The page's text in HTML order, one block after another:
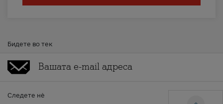
Бидете во тек
Следете нè